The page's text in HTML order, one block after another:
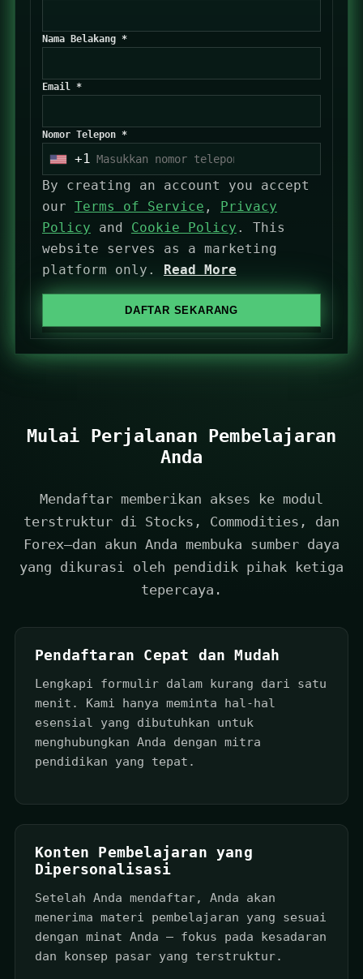
Nama Belakang *
Email *
Nomor Telepon *
U
i
t
e
d
S
t
1
+1
By creating an account you accept
our Terms of Service , Privacy
Policy and Cookie Policy . This
website serves as a marketing
platform only. Read More
DAFTAR SEKARANG
Mulai Perjalanan Pembelajaran
Anda
Mendaftar memberikan akses ke modul
terstruktur di Stocks, Commodities, dan
Forex—dan akun Anda membuka sumber daya
yang dikurasi oleh pendidik pihak ketiga
tepercaya.
Pendaftaran Cepat dan Mudah
Lengkapi formulir dalam kurang dari satu
menit. Kami hanya meminta hal-hal
esensial yang dibutuhkan untuk
menghubungkan Anda dengan mitra
pendidikan yang tepat.
Konten Pembelajaran yang
Dipersonalisasi
Setelah Anda mendaftar, Anda akan
menerima materi pembelajaran yang sesuai
dengan minat Anda — fokus pada kesadaran
dan konsep pasar yang terstruktur.